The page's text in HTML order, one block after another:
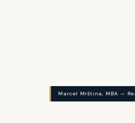
Marcel Mrština, MBA —